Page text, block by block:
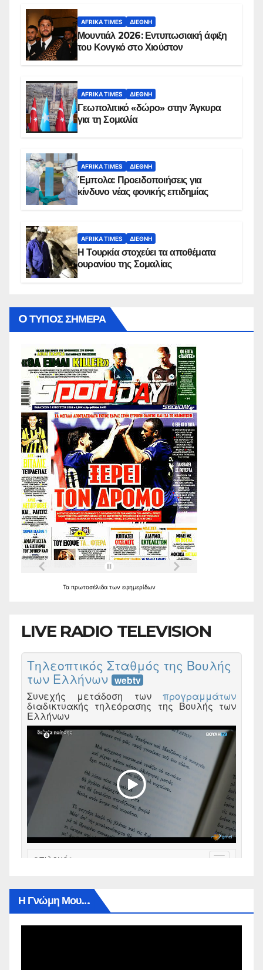
AFRIKA TIMES ΔΙΕΘΝΉ
Μουντιάλ 2026: Εντυπωσιακή άφιξη
του Κονγκό στο Χιούστον
AFRIKA TIMES ΔΙΕΘΝΉ
Γεωπολιτικό «δώρο» στην Άγκυρα
για τη Σομαλία
AFRIKA TIMES ΔΙΕΘΝΉ
Έμπολα: Προειδοποιήσεις για
κίνδυνο νέας φονικής επιδημίας
AFRIKA TIMES ΔΙΕΘΝΉ
Η Τουρκία στοχεύει τα αποθέματα
ουρανίου της Σομαλίας
O ΤΥΠΟΣ ΣΗΜΕΡΑ
Τα πρωτοσέλιδα των εφημερίδων
LIVE RADIO TELEVISION
Η Γνώμη Μου…